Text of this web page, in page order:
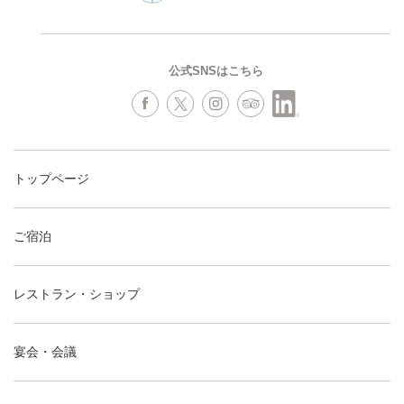
公式SNSはこちら
トップページ
ご宿泊
レストラン・ショップ
宴会・会議